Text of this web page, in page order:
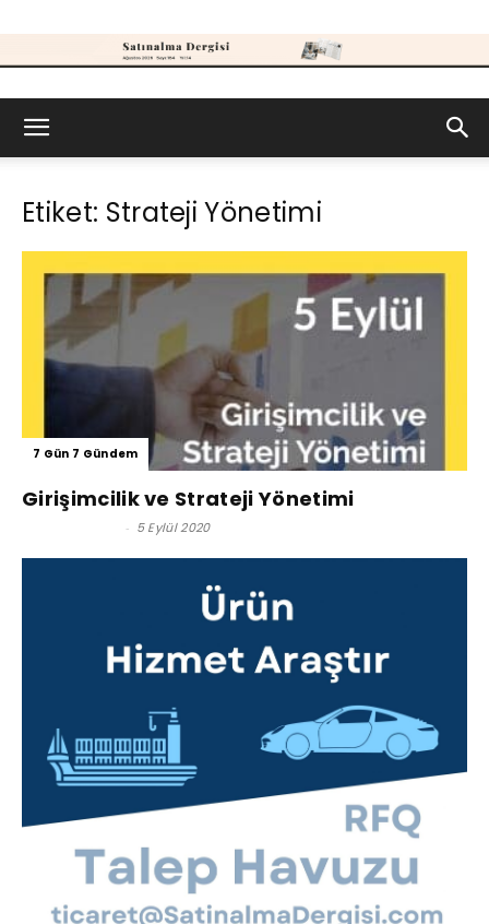
Dergisi
Etiket: Strateji Yönetimi
7 Gün 7 Gündem
Girişimcilik ve Strateji Yönetimi
- 5 Eylül 2020